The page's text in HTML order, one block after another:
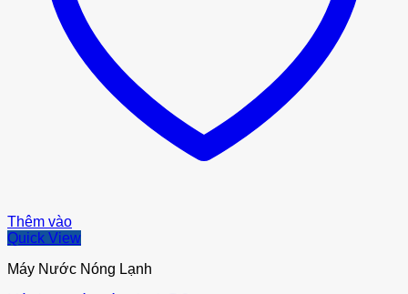
Thêm vào
Quick View
Máy Nước Nóng Lạnh